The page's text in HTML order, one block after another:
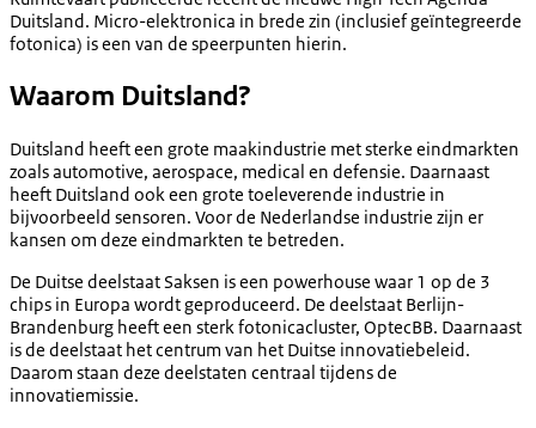
Duitsland. Micro-elektronica in brede zin (inclusief geïntegreerde
fotonica) is een van de speerpunten hierin.
Waarom Duitsland?
Duitsland heeft een grote maakindustrie met sterke eindmarkten
zoals automotive, aerospace, medical en defensie. Daarnaast
heeft Duitsland ook een grote toeleverende industrie in
bijvoorbeeld sensoren. Voor de Nederlandse industrie zijn er
kansen om deze eindmarkten te betreden.
De Duitse deelstaat Saksen is een powerhouse waar 1 op de 3
chips in Europa wordt geproduceerd. De deelstaat Berlijn-
Brandenburg heeft een sterk fotonicacluster, OptecBB. Daarnaast
is de deelstaat het centrum van het Duitse innovatiebeleid.
Daarom staan deze deelstaten centraal tijdens de
innovatiemissie.